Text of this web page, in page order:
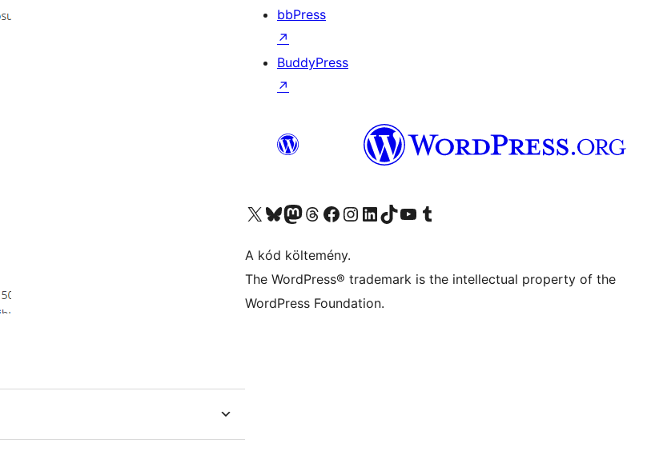
bbPress
↗
BuddyPress
↗
Visit our X (formerly Twitter) account
Visit our Bluesky account
Twitter csatornánk
Visit our Threads account
Facebook oldalunk megtekintése
Visit our Instagram account
Visit our LinkedIn account
Visit our TikTok account
Visit our YouTube channel
Visit our Tumblr account
A kód költemény.
The WordPress® trademark is the intellectual property of the
WordPress Foundation.